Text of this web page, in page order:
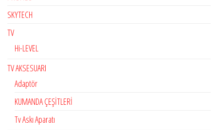
SKYTECH
TV
Hi-LEVEL
TV AKSESUARI
Adaptör
KUMANDA ÇEŞİTLERİ
Tv Askı Aparatı